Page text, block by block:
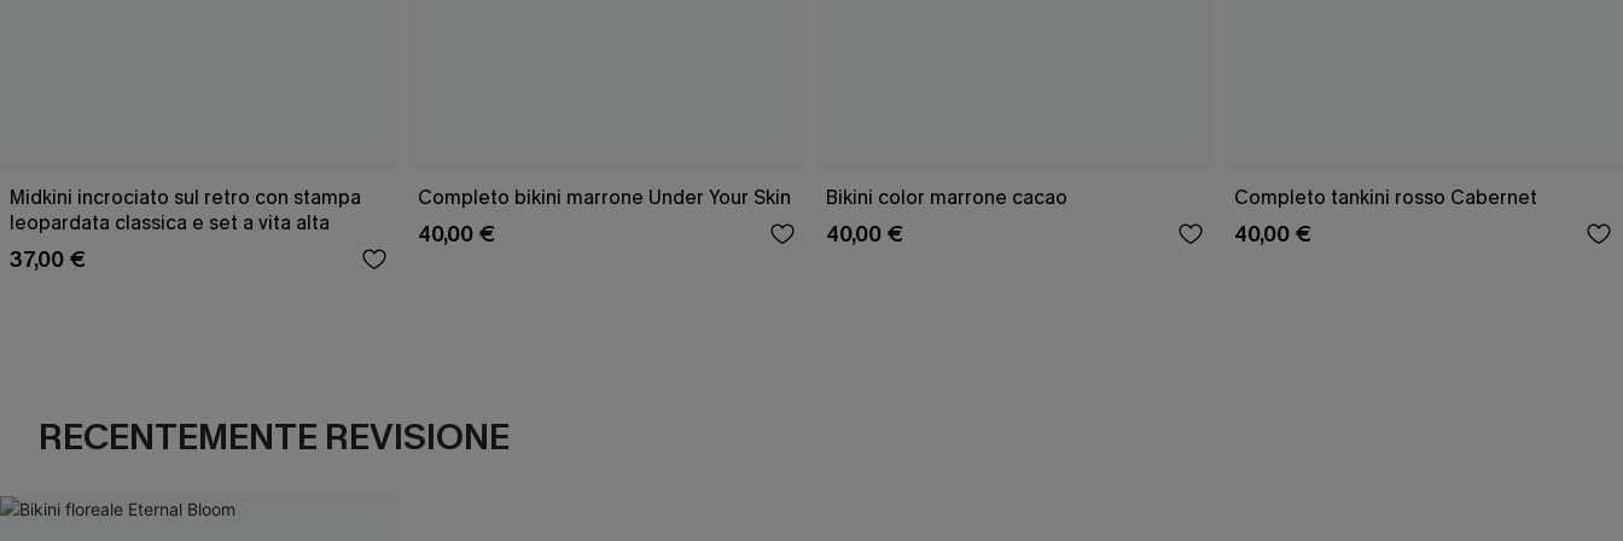
Midkini incrociato sul retro con stampa
leopardata classica e set a vita alta
37,00 €
Completo bikini marrone Under Your Skin
40,00 €
Bikini color marrone cacao
40,00 €
Completo tankini rosso Cabernet
40,00 €
RECENTEMENTE REVISIONE